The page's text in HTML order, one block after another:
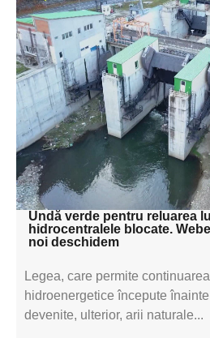
Adaugă aici
textul pentru
textul pentru
textul pentru
Undă verde pentru reluarea
hidrocentralele blocate.
noi deschidem
Legea, care permite
hidroenergetice începute
devenite, ulterior, arii naturale...